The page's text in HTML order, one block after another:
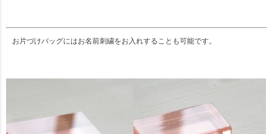
お片づけバッグにはお名前刺繍をお入れすることも可能です。